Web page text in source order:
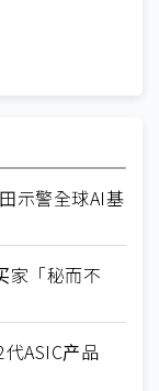
示警全球AI基
「秘而不
ASIC产品